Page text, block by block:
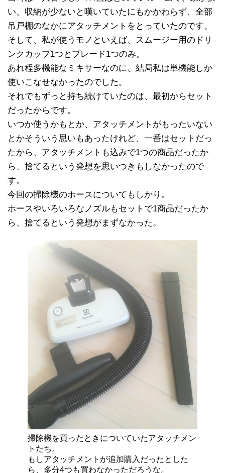
い、収納が少ないと嘆いていたにもかかわらず、全部
吊戸棚のなかにアタッチメントをとっていたのです。
そして、私が使うモノといえば、スムージー用のドリ
ンクカップ1つとブレード1つのみ。
あれ程多機能なミキサーなのに、結局私は単機能しか
使いこなせなかったのでした。
それでもずっと持ち続けていたのは、最初からセット
だったからです。
いつか使うかもとか、アタッチメントがもったいない
とかそういう思いもあったけれど、一番はセットだっ
たから、アタッチメントも込みで1つの商品だったか
ら、捨てるという発想を思いつきもしなかったので
す。
今回の掃除機のホースについてもしかり。
ホースやいろいろなノズルもセットで1商品だったか
ら、捨てるという発想がまずなかった。
掃除機を買ったときについていたアタッチメン
トたち。
もしアタッチメントが追加購入だったとした
ら、多分4つも買わなかっただろうな。